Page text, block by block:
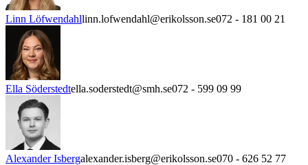
Linn Löfwendahllinn.lofwendahl@erikolsson.se072 - 181 00 21
Ella Söderstedtella.soderstedt@smh.se072 - 599 09 99
Alexander Isbergalexander.isberg@erikolsson.se070 - 626 52 77